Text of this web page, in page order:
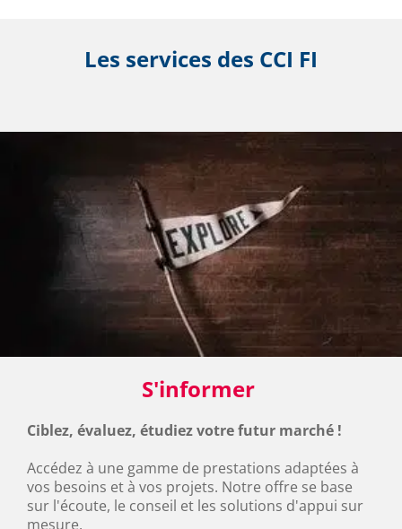
Les services des CCI FI
S'informer
Ciblez, évaluez, étudiez votre futur marché !
Accédez à une gamme de prestations adaptées à
vos besoins et à vos projets. Notre offre se base
sur l'écoute, le conseil et les solutions d'appui sur
mesure.